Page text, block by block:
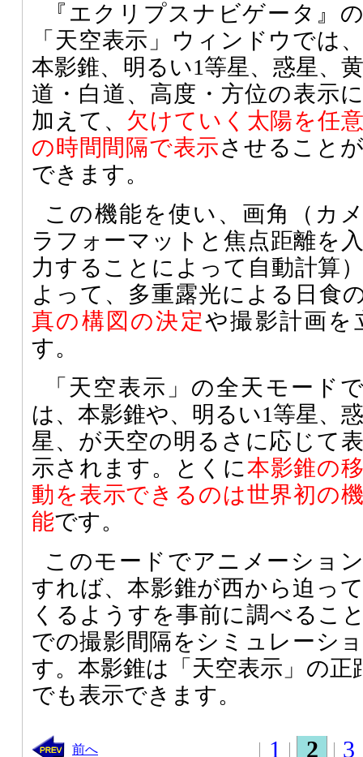
『エクリプスナビゲータ』の
「天空表示」ウィンドウでは、
本影錐、明るい1等星、惑星、黄
道・白道、高度・方位の表示に
加えて、 欠けていく太陽を任
の時間間隔で表示させること
できます。
この機能を使い、画角（カメ
ラフォーマットと焦点距離を入
力することによって自動計算
よって、多重露光による日食
真の構図の決定や撮影計画を
す。
「天空表示」の全天モードで
は、本影錐や、明るい1等星、惑
星、が天空の明るさに応じて表
示されます。とくに本影錐の
動を表示できるのは世界初の機
能です。
このモードでアニメーション
すれば、本影錐が西から迫って
くるようすを事前に調べるこ
での撮影間隔をシミュレーシ
す。本影錐は「天空表示」の正
でも表示できます。
前へ 1 2 3